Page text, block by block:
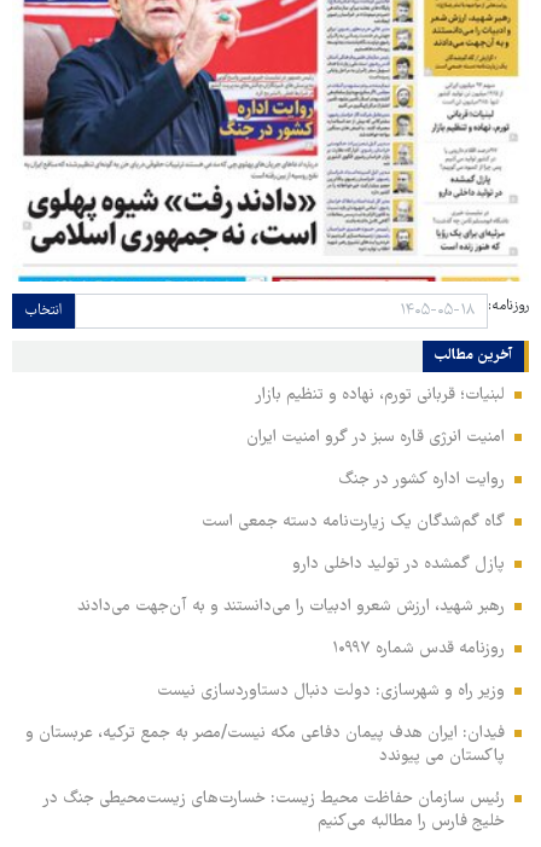
روزنامه: انتخاب
آخرین مطالب
لبنیات؛ قربانی تورم، نهاده و تنظیم بازار
امنیت انرژی قاره سبز در گرو امنیت ایران
روایت اداره کشور در جنگ
گاه گم‌شدگان یک زیارت‌نامه دسته جمعی است
پازل گمشده در تولید داخلی دارو
رهبر شهید، ارزش شعرو ادبیات را می‌دانستند و به آن‌جهت می‌دادند
روزنامه قدس شماره ۱۰۹۹۷
وزیر راه و شهرسازی: دولت دنبال دستاوردسازی نیست
فیدان: ایران هدف پیمان دفاعی مکه نیست/مصر به جمع ترکیه، عربستان و
پاکستان می پیوندد
رئیس سازمان حفاظت محیط زیست: خسارت‌های زیست‌محیطی جنگ در
خلیج فارس را مطالبه‌ می‌کنیم